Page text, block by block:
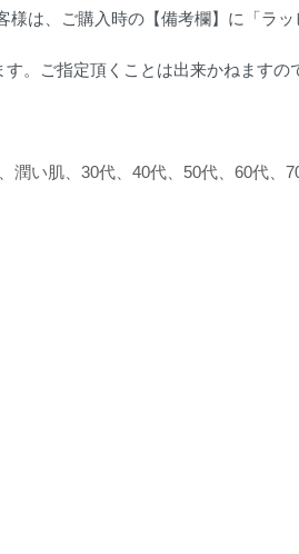
は、ご購入時の【備考欄】に「ラ
。ご指定頂くことは出来かねますの
い肌、30代、40代、50代、60代、